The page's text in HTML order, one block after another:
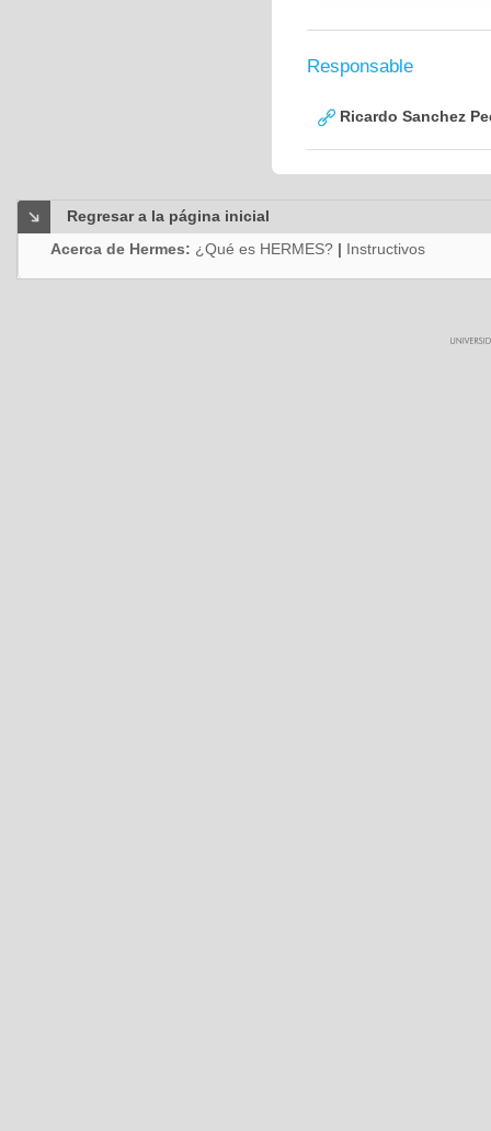
Responsable
Ricardo Sanchez
Regresar a la página inicial
Acerca de Hermes: ¿Qué es HERMES? | Instructivos